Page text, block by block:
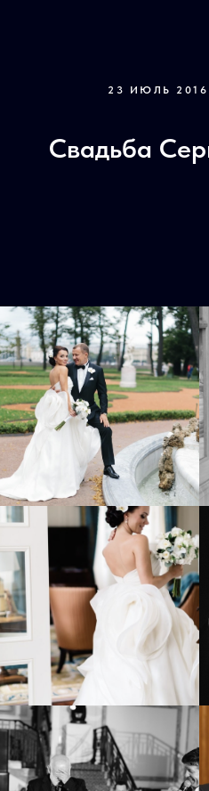
23 ИЮЛЬ
Свадьба